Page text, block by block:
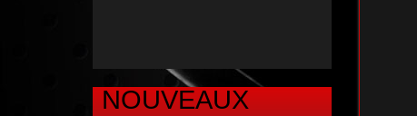
NOUVEAUX